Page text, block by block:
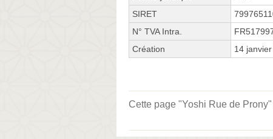
SIRET
N° TVA Intra.
Création
14
Cette page "Yoshi Rue de